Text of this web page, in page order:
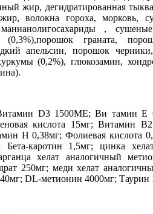
жир, дегидратированная
волокна гороха, морковь,
маннанолигосахариды ,
граната,
апельсин, порошок
(0,2%), глюкозамин,
D3 1500МЕ; Ви тамин Е
кислота 15мг; Витамин
Н 0,38мг; Фолиевая кислота
Бета-каротин 1,5мг; цинка
хелат аналогичный
250мг; меди хелат
DL-метионин 4000мг; Таурин